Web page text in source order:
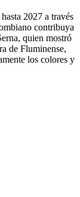
2027 a través
contribuya
quien mostró
de Fluminense,
los colores y